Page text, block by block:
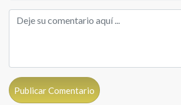
Publicar Comentario